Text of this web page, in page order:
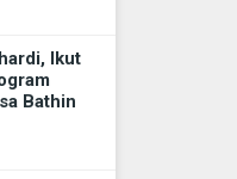
Ikut
Bathin